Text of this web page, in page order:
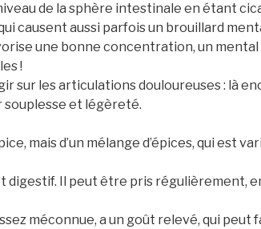
de la sphère intestinale en étant
causent aussi parfois un brouillard
une bonne concentration, un
!
sur les articulations douloureuses : là
et légèreté.
mais d’un mélange d’épices, qui est
digestif. Il peut être pris régulièrement,
méconnue, a un goût relevé, qui peut